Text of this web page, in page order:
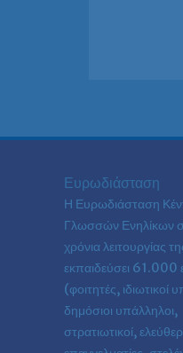
Ευρωδιάσταση
Η Ευρωδιάσταση
Γλωσσών Ενηλίκων
χρόνια λειτουργίας
εκπαιδεύσει 61.000
(φοιτητές, ιδιωτικοί
δημόσιοι υπάλληλοι,
στρατιωτικοί,